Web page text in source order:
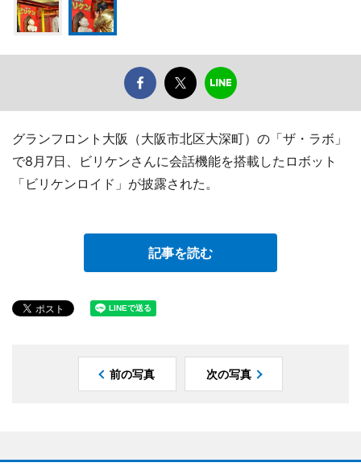
グランフロント大阪（大阪市北区大深町）の「ザ・ラボ」
で8月7日、ビリケンさんに会話機能を搭載したロボット
「ビリケンロイド」が披露された。
記事を読む
前の写真 次の写真